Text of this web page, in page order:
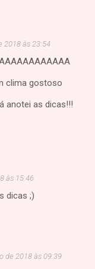
2018 às 23:54
clima gostoso
anotei as dicas!!!
às 15:46
dicas ;)
de 2018 às 09:39